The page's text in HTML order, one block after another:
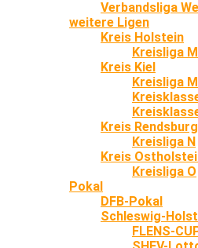
Verbandsliga
weitere Ligen
Kreis Holstein
Kreisliga M
Kreis Kiel
Kreisliga
Kreis
Kreisliga N
Kreis
Kreisliga O
Pokal
DFB-Pokal
Schleswig-
FLENS-